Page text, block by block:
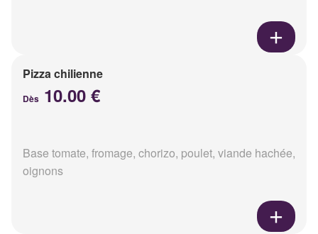
Pizza chilienne
Dès 10.00 €
Base tomate, fromage, chorizo, poulet, viande hachée,
oignons